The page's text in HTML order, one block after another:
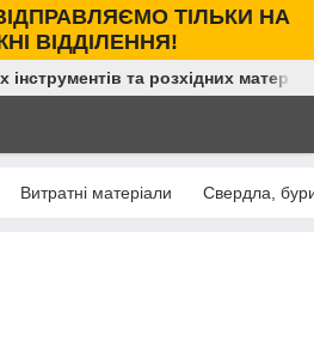
ТІЛЬКИ НА
ВІДДІЛЕННЯ!
інструментів та розхідних
Витратні матеріали Свердла,